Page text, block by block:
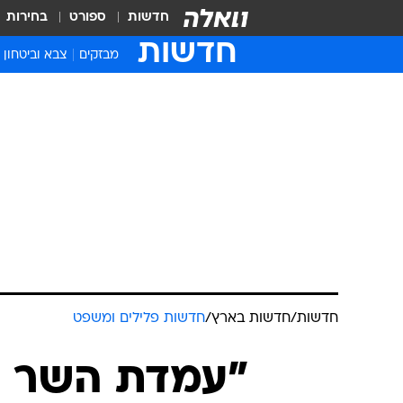
חדשות ספורט בחירות
חדשות מבזקים צבא וביטחון
חדשות/חדשות בארץ/חדשות פלילים ומשפט
"עמדת השר